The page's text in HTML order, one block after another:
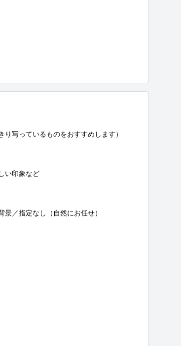
写っているものをおすすめします）
い印象など
／指定なし（自然にお任せ）